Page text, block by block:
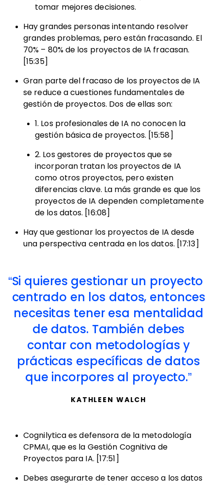
tomar mejores decisiones.
Hay grandes personas intentando resolver
grandes problemas, pero están fracasando. El
70% – 80% de los proyectos de IA fracasan.
[15:35]
Gran parte del fracaso de los proyectos de IA
se reduce a cuestiones fundamentales de
gestión de proyectos. Dos de ellas son:
1. Los profesionales de IA no conocen la
gestión básica de proyectos. [15:58]
2. Los gestores de proyectos que se
incorporan tratan los proyectos de IA
como otros proyectos, pero existen
diferencias clave. La más grande es que los
proyectos de IA dependen completamente
de los datos. [16:08]
Hay que gestionar los proyectos de IA desde
una perspectiva centrada en los datos. [17:13]
Si quieres gestionar un proyecto
centrado en los datos, entonces
necesitas tener esa mentalidad
de datos. También debes
contar con metodologías y
prácticas específicas de datos
que incorpores al proyecto.
KATHLEEN WALCH
Cognilytica es defensora de la metodología
CPMAI, que es la Gestión Cognitiva de
Proyectos para IA. [17:51]
Debes asegurarte de tener acceso a los datos